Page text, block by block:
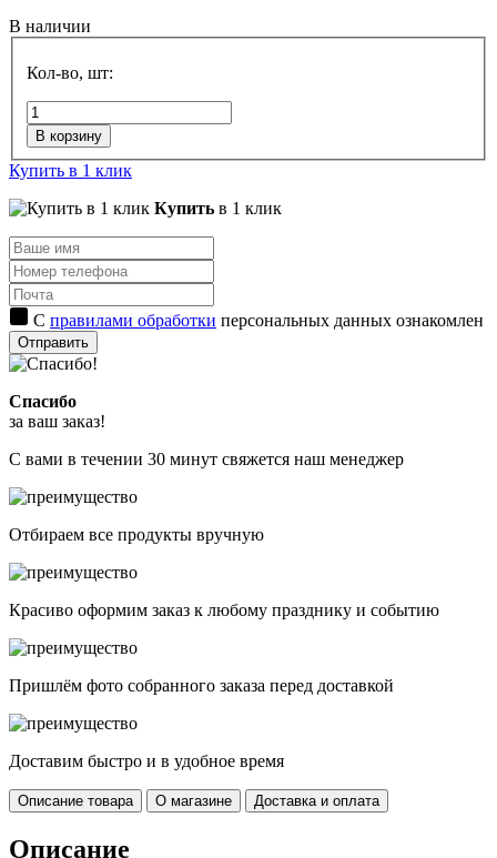
В наличии
Кол-во, шт:
В корзину
Купить в 1 клик
Купить в 1 клик
С правилами обработки персональных данных ознакомлен
Отправить
Спасибо
за ваш заказ!
С вами в течении 30 минут свяжется наш менеджер
Отбираем все продукты вручную
Красиво оформим заказ к любому празднику и событию
Пришлём фото собранного заказа перед доставкой
Доставим быстро и в удобное время
Описание товара О магазине Доставка и оплата
Описание